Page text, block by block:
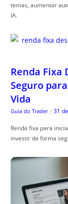
temas, aumentar
IA.
Renda Fixa
Seguro
Vida
Guia do Trader | 31
Renda fixa para
investir de forma